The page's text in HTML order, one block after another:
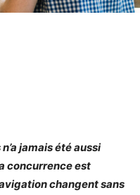
jamais été aussi
concurrence est
changent sans